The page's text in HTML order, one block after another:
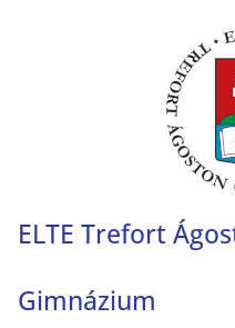
ELTE Trefort
Gimnázium